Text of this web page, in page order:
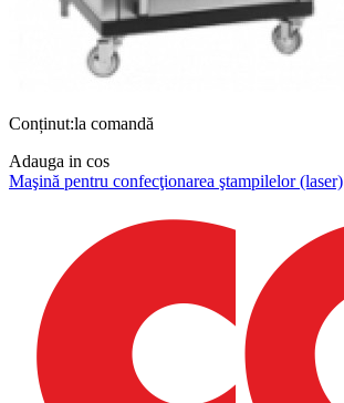
Conținut:la comandă
Adauga in cos
Maşină pentru confecţionarea ştampilelor (laser)